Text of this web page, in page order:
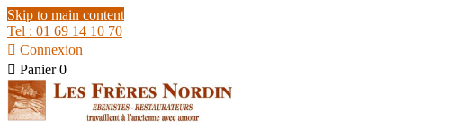
Skip to main content
Tel : 01 69 14 10 70
 Connexion
 Panier 0